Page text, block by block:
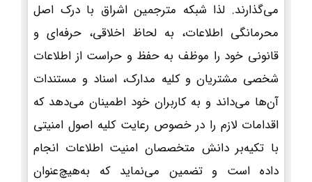
می‌گذارند. لذا شبکه مترجمین اشراق با درک اصل
محرمانگی اطلاعات، به لحاظ اخلاقی، حرفه‌ای و
قانونی خود را موظف به حفظ و حراست از اطلاعات
شخصی مشتریان و کلیه مدارک، اسناد و مستندات
آن‌ها می‌داند و به کاربران خود اطمینان می‌دهد که
اقدامات لازم را در خصوص رعایت کلیه اصول امنیتی
با تکیه‌بر دانش متخصصان امنیت اطلاعات انجام
داده است و تضمین می‌نماید که به‌هیچ‌عنوان